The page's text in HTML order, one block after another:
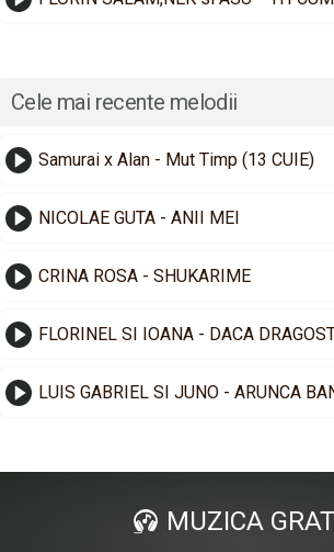
Cele mai recente melodii
Samurai x Alan - Mut Timp (13 CUIE)
NICOLAE GUTA - ANII MEI
CRINA ROSA - SHUKARIME
LUIS GABRIEL SI JUNO - ARUNCA
MUZICA